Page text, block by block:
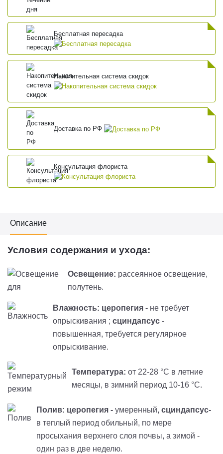
Бесплатная пересадка
Накопительная система скидок
Доставка по РФ
Консультация флориста
Описание
Условия содержания и ухода:
Освещение: рассеянное освещение,
полутень.
Влажность: церопегия - не требует
опрыскивания ; сциндапсус -
повышенная, требуется регулярное
опрыскивание.
Температура: от 22-28 °С в летние
месяцы, в зимний период 10-16 °С.
Полив: церопегия - умеренный, сциндапсус-
в теплый период обильный, по мере
просыхания верхнего слоя почвы, а зимой -
один раз в две неделю.